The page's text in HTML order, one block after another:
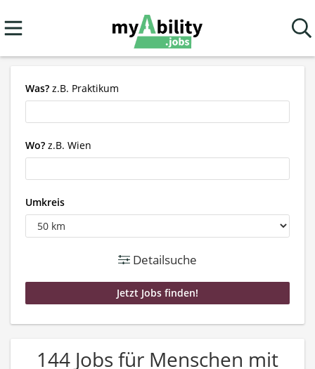
Was? z.B. Praktikum
Wo? z.B. Wien
Umkreis
Detailsuche
144 Jobs für Menschen mit